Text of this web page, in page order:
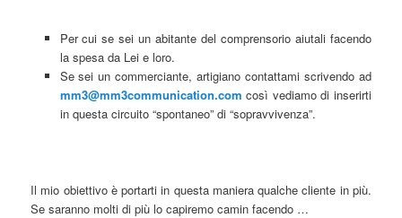
Per cui se sei un abitante del comprensorio aiutali facendo
la spesa da Lei e loro.
Se sei un commerciante, artigiano contattami scrivendo ad
mm3@mm3communication.com così vediamo di inserirti
in questa circuito “spontaneo” di “sopravvivenza”.
Il mio obiettivo è portarti in questa maniera qualche cliente in più.
Se saranno molti di più lo capiremo camin facendo …